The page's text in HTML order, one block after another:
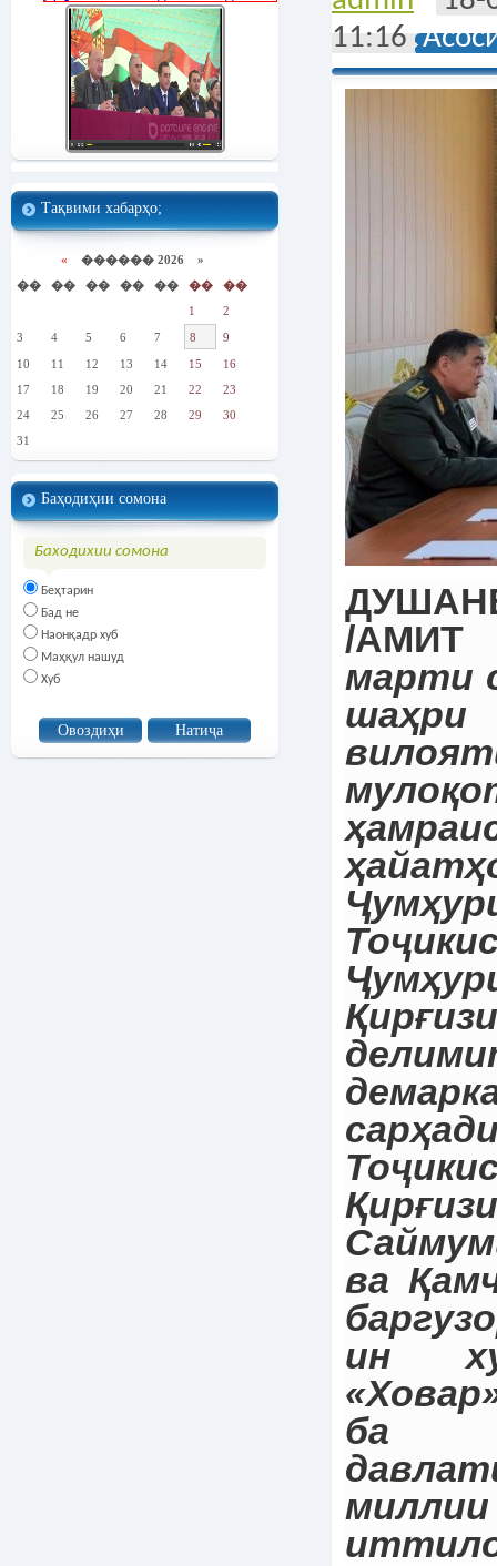
Тақвими хабарҳо;
« ������ 2026 »
��
�� �� �� �� ��
��
1
2
3
4 5 6 7 8
9
10
11 12 13 14 15
16
17
18 19 20 21 22
23
24
25 26 27 28 29
30
31
Баҳодиҳии сомона
Баходихии сомона
Беҳтарин
Бад не
Наонқадр хуб
Маҳқул нашуд
Хуб
11:16
/АМИТ
марти
ва
ин
ба